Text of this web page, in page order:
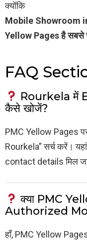
क्योंकि
Mobile Showroom
Yellow Pages है सबसे
FAQ
Rourkela में
कैसे खोजें?
PMC Yellow Pages
Rourkela” सर्च करें।
contact details मिल
क्या PMC
Authorized
हाँ, PMC Yellow